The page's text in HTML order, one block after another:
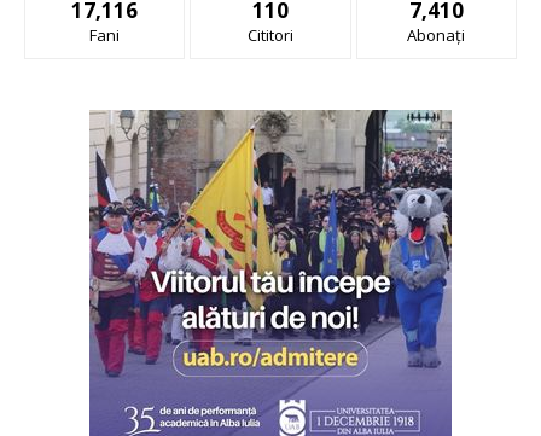
17,116
Fani
110
Cititori
7,410
Abonați